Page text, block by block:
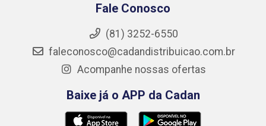
Fale Conosco
(81) 3252-6550
faleconosco@cadandistribuicao.com.br
Acompanhe nossas ofertas
Baixe já o APP da Cadan